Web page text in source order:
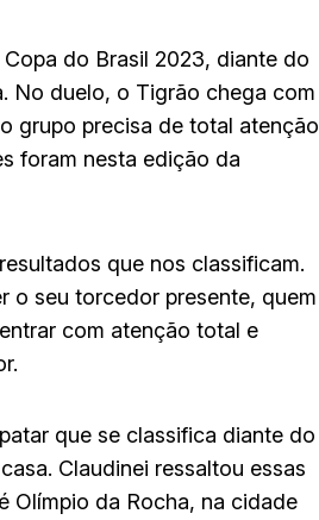
do Brasil 2023, diante do
No duelo, o Tigrão chega com
grupo precisa de total atenção
foram nesta edição da
que nos classificam.
o seu torcedor presente, quem
com atenção total e
que se classifica diante do
Claudinei ressaltou essas
Olímpio da Rocha, na cidade